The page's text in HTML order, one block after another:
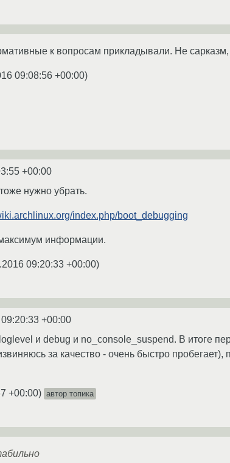
к вопросам прикладывали. Не сарказм,
09:08:56 +00:00)
+00:00
нужно убрать.
index.php/boot_debugging
информации.
09:20:33 +00:00)
+00:00
и debug и no_console_suspend. В итоге
за качество - очень быстро
+00:00) автор топика